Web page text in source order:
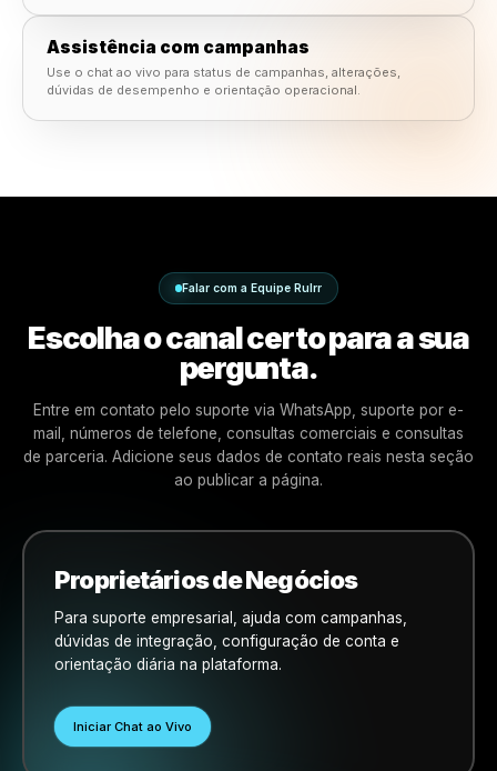
Suporte onde o trabalho acontece.
Obtenha ajuda diretamente dentro do Rulrr enquanto
campanhas, conteúdo, dados e fluxos de trabalho da
equipe estão abertos.
Suporte de integração
Receba assistência com configuração, detalhes do perfil
comercial, lançamento de campanhas, permissões e
Assistência com campanhas
Use o chat ao vivo para status de campanhas, alterações,